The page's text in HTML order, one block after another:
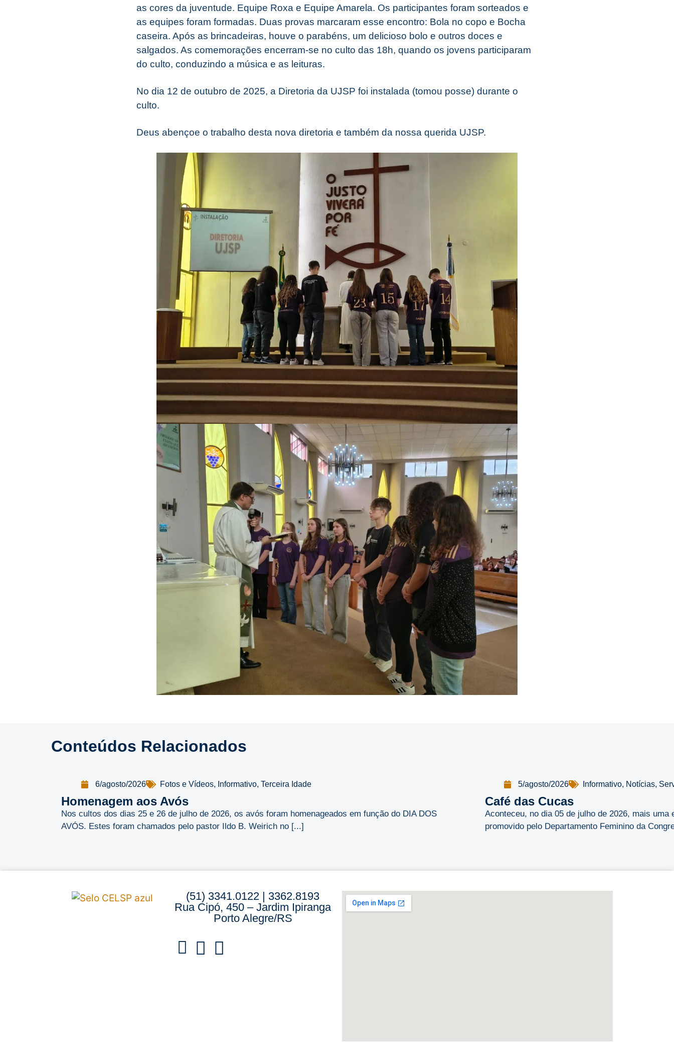
as cores da juventude. Equipe Roxa e Equipe Amarela. Os participantes foram sorteados e
as equipes foram formadas. Duas provas marcaram esse encontro: Bola no copo e Bocha
caseira. Após as brincadeiras, houve o parabéns, um delicioso bolo e outros doces e
salgados. As comemorações encerram-se no culto das 18h, quando os jovens participaram
do culto, conduzindo a música e as leituras.
No dia 12 de outubro de 2025, a Diretoria da UJSP foi instalada (tomou posse) durante o
culto.
Deus abençoe o trabalho desta nova diretoria e também da nossa querida UJSP.
Conteúdos Relacionados
6/agosto/2026 Fotos e Vídeos, Informativo, Terceira Idade
Homenagem aos Avós
Nos cultos dos dias 25 e 26 de julho de 2026, os avós foram homenageados em função do DIA DOS
AVÓS. Estes foram chamados pelo pastor Ildo B. Weirich no [...]
5/agosto/2026 Informativo, Notícias,
Café das Cucas
Aconteceu, no dia 05 de julho de 2026, mais
promovido pelo Departamento Feminino da
(51) 3341.0122 | 3362.8193
Rua Cipó, 450 – Jardim Ipiranga
Porto Alegre/RS